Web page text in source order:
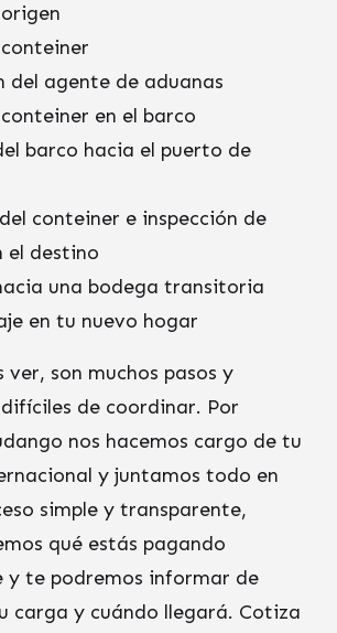
del agente de aduanas
en el barco
barco hacia el puerto de
conteiner e inspección de
el destino
una bodega transitoria
en tu nuevo hogar
ver, son muchos pasos y
de coordinar. Por
nos hacemos cargo de tu
y juntamos todo en
simple y transparente,
qué estás pagando
y te podremos informar de
carga y cuándo llegará. Cotiza